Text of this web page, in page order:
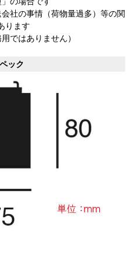
社の事情（荷物量過多）等の関
ります
ではありません）
ック